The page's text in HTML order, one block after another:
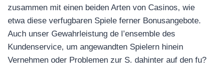
zusammen mit einen beiden Arten von Casinos, wie
etwa diese verfugbaren Spiele ferner Bonusangebote.
Auch unser Gewahrleistung de l’ensemble des
Kundenservice, um angewandten Spielern hinein
Vernehmen oder Problemen zur S. dahinter auf den fu?